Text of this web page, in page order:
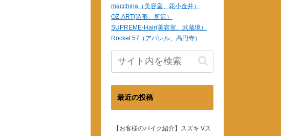
macchina（美容室、花小金井）
OZ-ART(造形、所沢）
SUPREME-Hair(美容室、武蔵境）
Rocket 57（アパレル、高円寺）
最近の投稿
【お客様のバイク紹介】スズキ Vス